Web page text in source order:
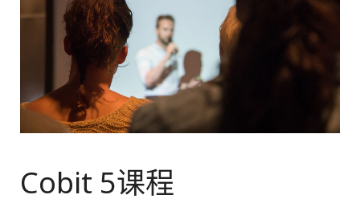
Cobit 5课程